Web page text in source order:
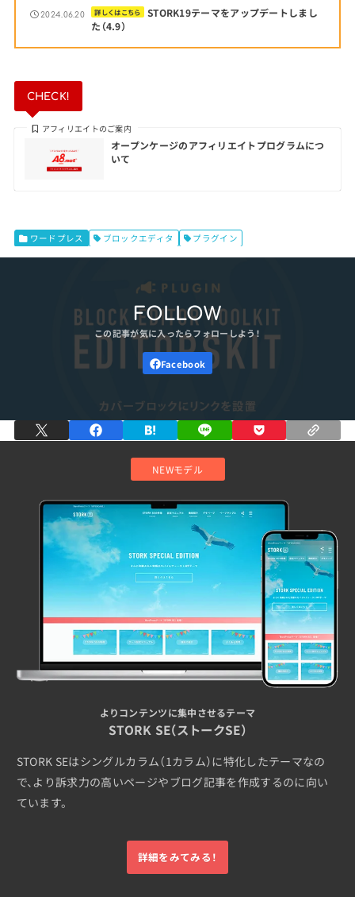
詳しくはこちら
STORK19テーマをアップデートしまし
た（4.9）
2024.06.20
CHECK!
オープンケージのアフィリエイトプログラムにつ
いて
アフィリエイトのご案内
ワードプレス ブロックエディタ プラグイン
FOLLOW
NEWモデル
よりコンテンツに集中させるテーマ
STORK SE（ストークSE）
STORK SEはシングルカラム（1カラム）に特化したテーマなの
で、より訴求力の高いページやブログ記事を作成するのに向い
ています。
詳細をみてみる！